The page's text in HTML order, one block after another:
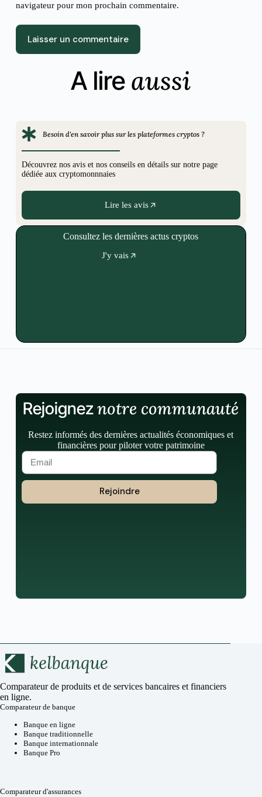
navigateur pour mon prochain commentaire.
Laisser un commentaire
A lire aussi
Besoin d'en savoir plus sur les plateformes cryptos ?
Découvrez nos avis et nos conseils en détails sur notre page
dédiée aux cryptomonnnaies
Lire les avis
Consultez les dernières actus cryptos
J'y vais
Rejoigneznotre communauté
Restez informés des dernières actualités économiques et
financières pour piloter votre patrimoine
Rejoindre
Comparateur de produits et de services bancaires et financiers
en ligne.
Comparateur de banque
Banque en ligne
Banque traditionnelle
Banque internationnale
Banque Pro
Comparateur d'assurances